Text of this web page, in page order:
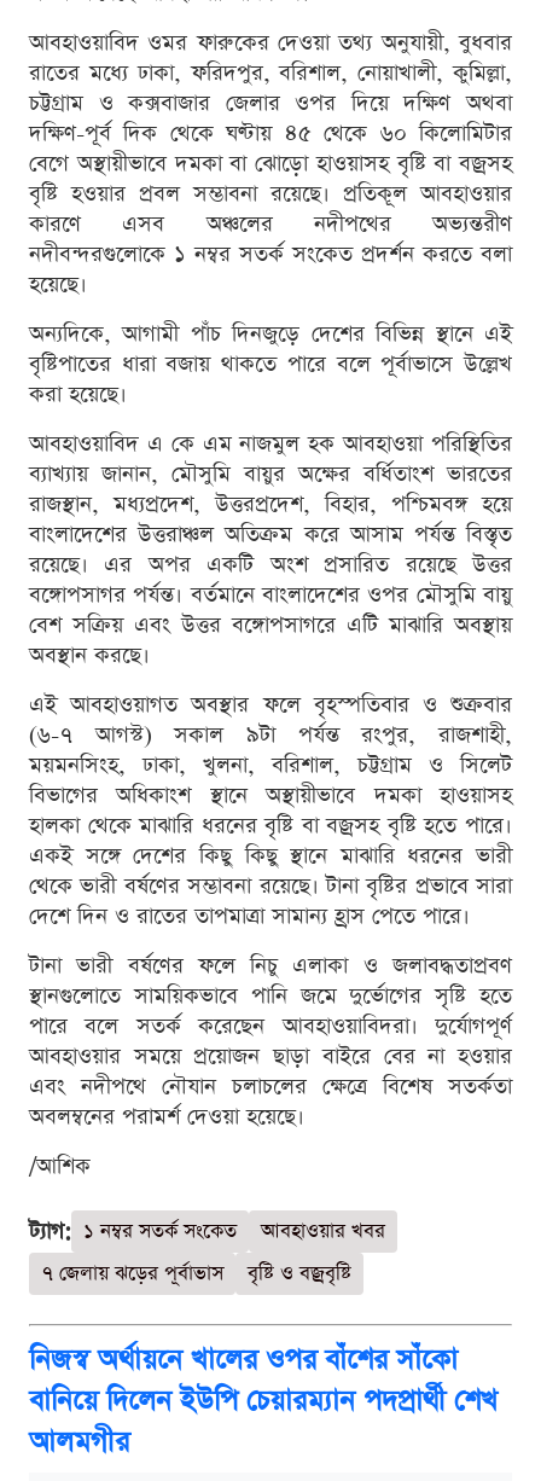
আবহাওয়াবিদ ওমর ফারুকের দেওয়া তথ্য অনুযায়ী, বুধবার
রাতের মধ্যে ঢাকা, ফরিদপুর, বরিশাল, নোয়াখালী, কুমিল্লা,
চট্টগ্রাম ও কক্সবাজার জেলার ওপর দিয়ে দক্ষিণ অথবা
দক্ষিণ-পূর্ব দিক থেকে ঘণ্টায় ৪৫ থেকে ৬০ কিলোমিটার
বেগে অস্থায়ীভাবে দমকা বা ঝোড়ো হাওয়াসহ বৃষ্টি বা বজ্রসহ
বৃষ্টি হওয়ার প্রবল সম্ভাবনা রয়েছে। প্রতিকূল আবহাওয়ার
কারণে এসব অঞ্চলের নদীপথের অভ্যন্তরীণ
নদীবন্দরগুলোকে ১ নম্বর সতর্ক সংকেত প্রদর্শন করতে বলা
হয়েছে।
অন্যদিকে, আগামী পাঁচ দিনজুড়ে দেশের বিভিন্ন স্থানে এই
বৃষ্টিপাতের ধারা বজায় থাকতে পারে বলে পূর্বাভাসে উল্লেখ
করা হয়েছে।
আবহাওয়াবিদ এ কে এম নাজমুল হক আবহাওয়া পরিস্থিতির
ব্যাখ্যায় জানান, মৌসুমি বায়ুর অক্ষের বর্ধিতাংশ ভারতের
রাজস্থান, মধ্যপ্রদেশ, উত্তরপ্রদেশ, বিহার, পশ্চিমবঙ্গ হয়ে
বাংলাদেশের উত্তরাঞ্চল অতিক্রম করে আসাম পর্যন্ত বিস্তৃত
রয়েছে। এর অপর একটি অংশ প্রসারিত রয়েছে উত্তর
বঙ্গোপসাগর পর্যন্ত। বর্তমানে বাংলাদেশের ওপর মৌসুমি বায়ু
বেশ সক্রিয় এবং উত্তর বঙ্গোপসাগরে এটি মাঝারি অবস্থায়
অবস্থান করছে।
এই আবহাওয়াগত অবস্থার ফলে বৃহস্পতিবার ও শুক্রবার
(৬-৭ আগস্ট) সকাল ৯টা পর্যন্ত রংপুর, রাজশাহী,
ময়মনসিংহ, ঢাকা, খুলনা, বরিশাল, চট্টগ্রাম ও সিলেট
বিভাগের অধিকাংশ স্থানে অস্থায়ীভাবে দমকা হাওয়াসহ
হালকা থেকে মাঝারি ধরনের বৃষ্টি বা বজ্রসহ বৃষ্টি হতে পারে।
একই সঙ্গে দেশের কিছু কিছু স্থানে মাঝারি ধরনের ভারী
থেকে ভারী বর্ষণের সম্ভাবনা রয়েছে। টানা বৃষ্টির প্রভাবে সারা
দেশে দিন ও রাতের তাপমাত্রা সামান্য হ্রাস পেতে পারে।
টানা ভারী বর্ষণের ফলে নিচু এলাকা ও জলাবদ্ধতাপ্রবণ
স্থানগুলোতে সাময়িকভাবে পানি জমে দুর্ভোগের সৃষ্টি হতে
পারে বলে সতর্ক করেছেন আবহাওয়াবিদরা। দুর্যোগপূর্ণ
আবহাওয়ার সময়ে প্রয়োজন ছাড়া বাইরে বের না হওয়ার
এবং নদীপথে নৌযান চলাচলের ক্ষেত্রে বিশেষ সতর্কতা
অবলম্বনের পরামর্শ দেওয়া হয়েছে।
/আশিক
ট্যাগ: ১ নম্বর সতর্ক সংকেত
আবহাওয়ার খবর
৭ জেলায় ঝড়ের পূর্বাভাস
বৃষ্টি ও বজ্রবৃষ্টি
নিজস্ব অর্থায়নে খালের ওপর বাঁশের সাঁকো
বানিয়ে দিলেন ইউপি চেয়ারম্যান পদপ্রার্থী শেখ
আলমগীর